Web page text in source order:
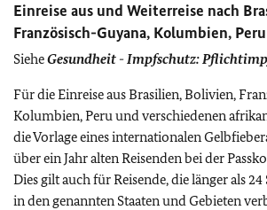
Einreise aus und Weiterreise nach
Französisch-Guyana, Kolumbien,
SieheGesundheit - Impfschutz:
Für die Einreise aus Brasilien, Bolivien,
Kolumbien, Peru und verschiedenen
die Vorlage eines internationalen
über ein Jahr alten Reisenden bei der
Dies gilt auch für Reisende, die länger als
in den genannten Staaten und Gebieten